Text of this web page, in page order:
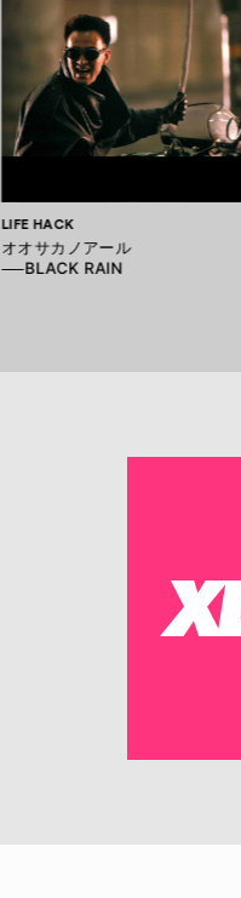
LIFE HACK
オオサカノアール
──BLACK RAIN